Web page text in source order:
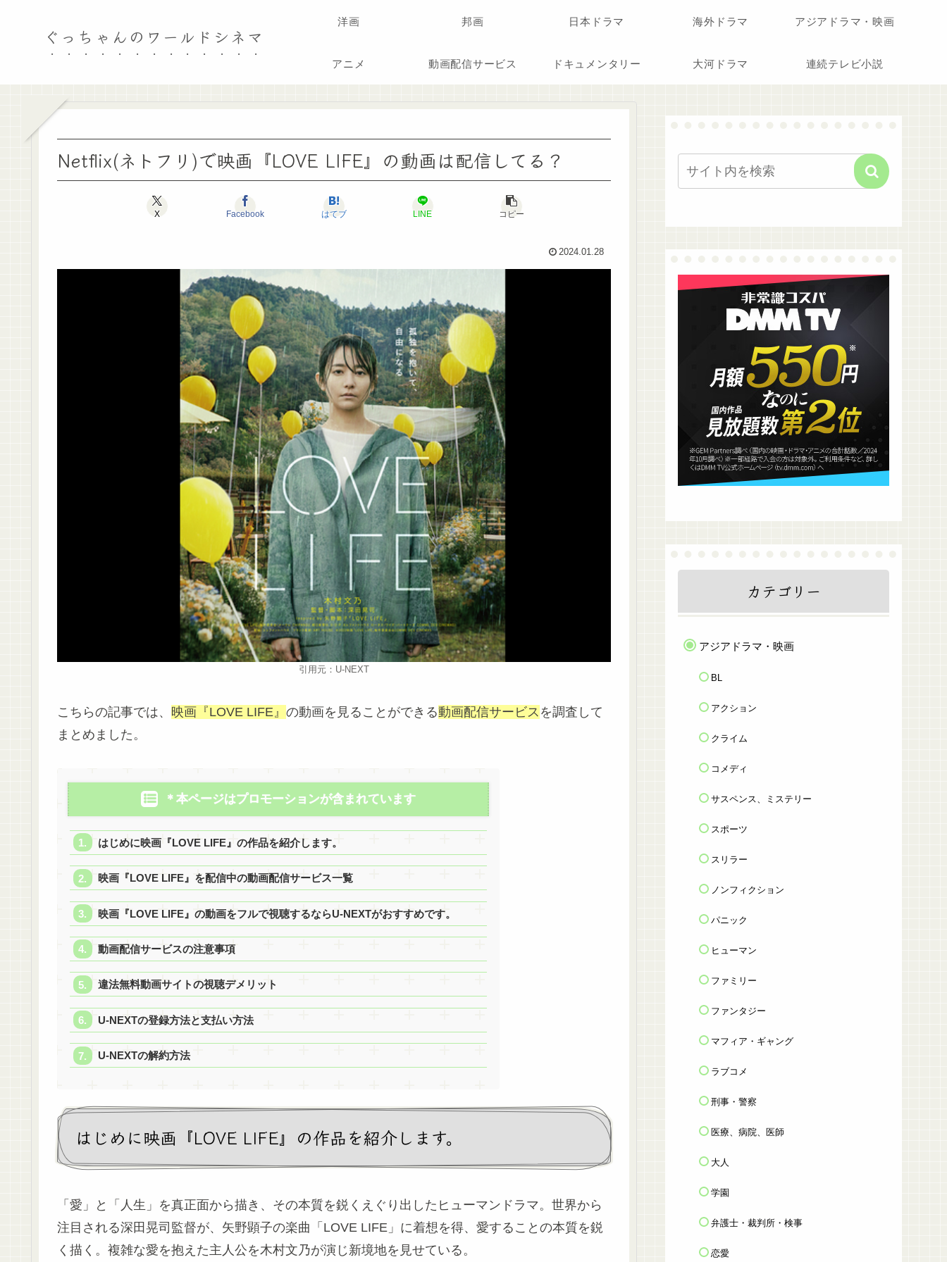
ぐっちゃんのワールドシネマ
洋画 邦画 日本ドラマ 海外ドラマ アジアドラマ・映画
アニメ 動画配信サービス ドキュメンタリー 大河ドラマ 連続テレビ小説
Netflix(ネトフリ)で映画『LOVE LIFE』の動画は配信してる？
X Facebook はてブ LINE コピー
2024.01.28
引用元：U-NEXT
こちらの記事では、 映画『LOVE LIFE』 の動画を見ることができる動画配信サービス を調査して
まとめました。
＊本ページはプロモーションが含まれています
はじめに映画『LOVE LIFE』の作品を紹介します。
映画『LOVE LIFE』を配信中の動画配信サービス一覧
映画『LOVE LIFE』の動画をフルで視聴するならU-NEXTがおすすめです。
動画配信サービスの注意事項
違法無料動画サイトの視聴デメリット
U-NEXTの登録方法と支払い方法
U-NEXTの解約方法
はじめに映画『LOVE LIFE』の作品を紹介します。
「愛」と「人生」を真正面から描き、その本質を鋭くえぐり出したヒューマンドラマ。世界から
注目される深田晃司監督が、矢野顕子の楽曲「LOVE LIFE」に着想を得、愛することの本質を鋭
く描く。複雑な愛を抱えた主人公を木村文乃が演じ新境地を見せている。
カテゴリー
アジアドラマ・映画
BL
アクション
クライム
コメディ
サスペンス、ミステリー
スポーツ
スリラー
ノンフィクション
パニック
ヒューマン
ファミリー
ファンタジー
マフィア・ギャング
ラブコメ
刑事・警察
医療、病院、医師
大人
学園
弁護士・裁判所・検事
恋愛